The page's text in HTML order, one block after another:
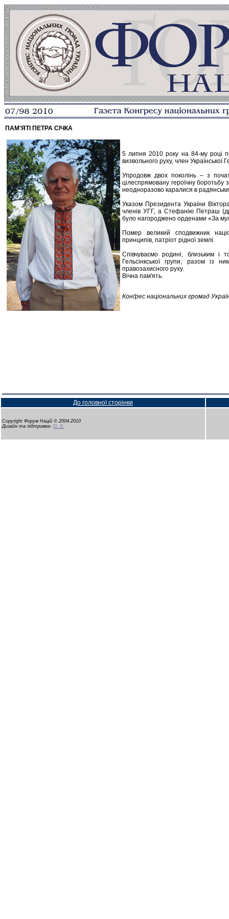
ПАМ'ЯТІ ПЕТРА СІЧКА
5 липня 2010 року на 84-му році
визвольного руху, член Української
Упродовж двох поколінь – з
цілеспрямовану героїчну
неодноразово каралися в
Указом Президента України
членів УГГ, а Стефанію Петраш
було нагороджено орденами «За
Помер великий сподвижник
принципів, патріот рідної землі.
Співчуваємо родині, близьким і
Гельсінкської групи, разом із
правозахисного руху.
Вічна пам'ять.
Конґрес національних громад
До головної сторінки
Copyright Форум Націй © 2004-2010
Дизайн та підтримка- О. З.